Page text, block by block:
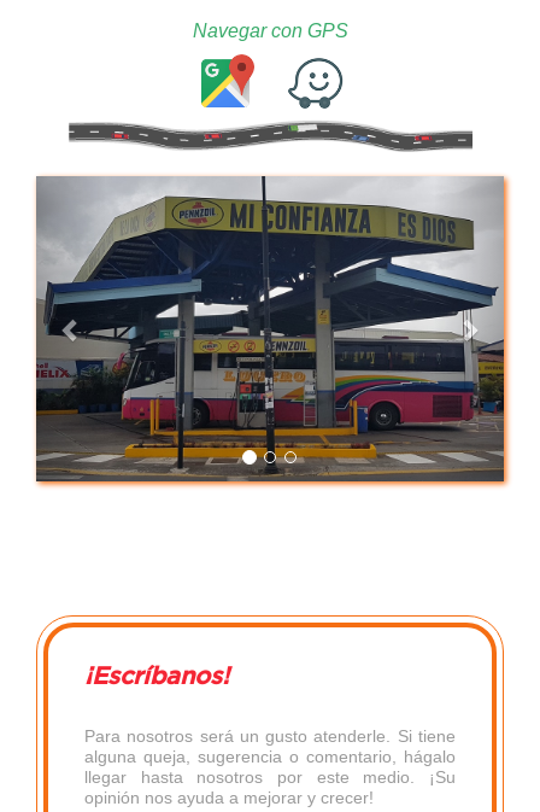
Navegar con GPS
¡Escríbanos!
Para nosotros será un gusto atenderle. Si tiene
alguna queja, sugerencia o comentario, hágalo
llegar hasta nosotros por este medio. ¡Su
opinión nos ayuda a mejorar y crecer!